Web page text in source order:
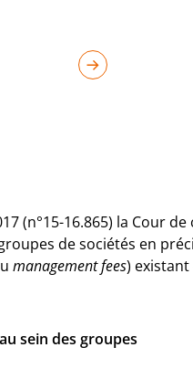
(n°15-16.865) la Cour
de sociétés en
management fees)
sein des groupes